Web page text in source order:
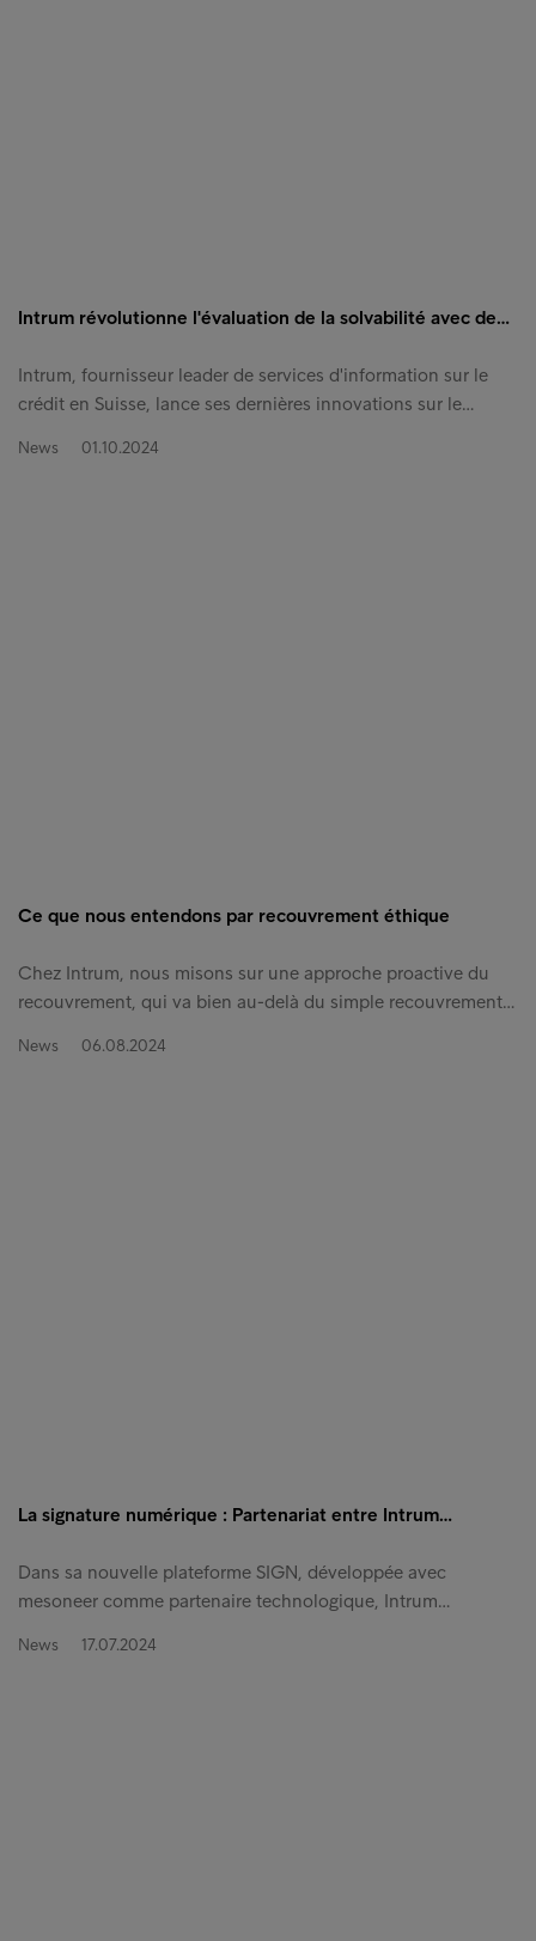
Intrum révolutionne l'évaluation de la solvabilité avec de…
Intrum, fournisseur leader de services d'information sur le
crédit en Suisse, lance ses dernières innovations sur le…
News 01.10.2024
Ce que nous entendons par recouvrement éthique
Chez Intrum, nous misons sur une approche proactive du
recouvrement, qui va bien au-delà du simple recouvrement…
News 06.08.2024
La signature numérique : Partenariat entre Intrum…
Dans sa nouvelle plateforme SIGN, développée avec
mesoneer comme partenaire technologique, Intrum…
News 17.07.2024